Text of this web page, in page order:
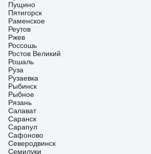
Пущино
Пятигорск
Раменское
Реутов
Ржев
Россошь
Ростов Великий
Рошаль
Руза
Рузаевка
Рыбинск
Рыбное
Рязань
Салават
Саранск
Сарапул
Сафоново
Северодвинск
Семилуки